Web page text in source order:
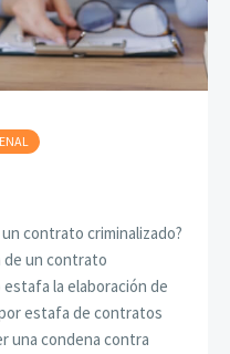
contrato criminalizado?
de un contrato
estafa la elaboración de
estafa de contratos
una condena contra